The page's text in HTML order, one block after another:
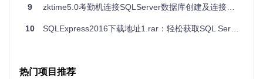
灵活的文件操作
9 zktime5.0考勤机连接SQLServer数据库创建及连接方法指南：项目推荐文章
10 SQLExpress2016下载地址1.rar：轻松获取SQL Server Express 2016
热门项目推荐